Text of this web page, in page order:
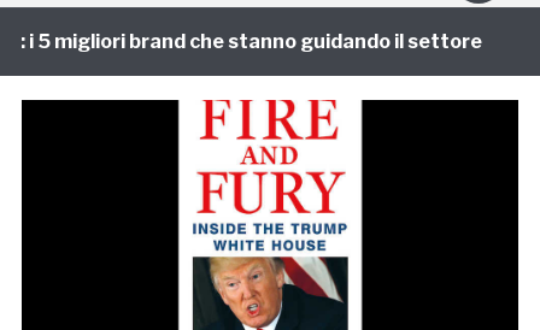
5 migliori brand che stanno guidando il settore